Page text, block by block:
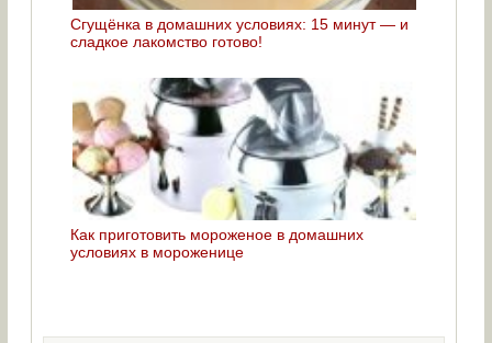
Сгущёнка в домашних условиях: 15 минут — и
сладкое лакомство готово!
Как приготовить мороженое в домашних
условиях в мороженице